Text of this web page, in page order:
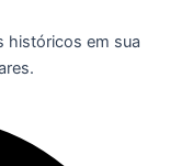
históricos em sua